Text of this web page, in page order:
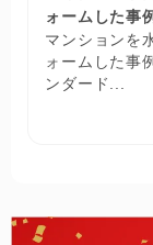
ォームした事
マンションを
ォームした事
ンダード...